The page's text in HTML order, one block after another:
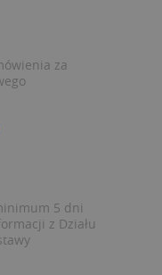
za
5 dni
z Działu